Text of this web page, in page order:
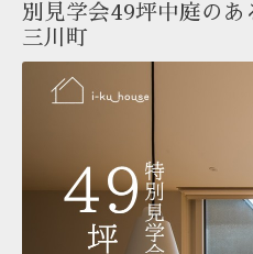
別見学会49坪中庭の
三川町